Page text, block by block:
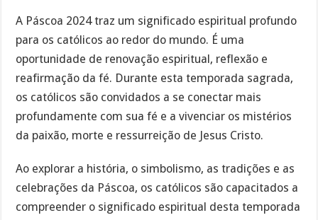
A Páscoa 2024 traz um significado espiritual profundo
para os católicos ao redor do mundo. É uma
oportunidade de renovação espiritual, reflexão e
reafirmação da fé. Durante esta temporada sagrada,
os católicos são convidados a se conectar mais
profundamente com sua fé e a vivenciar os mistérios
da paixão, morte e ressurreição de Jesus Cristo.
Ao explorar a história, o simbolismo, as tradições e as
celebrações da Páscoa, os católicos são capacitados a
compreender o significado espiritual desta temporada